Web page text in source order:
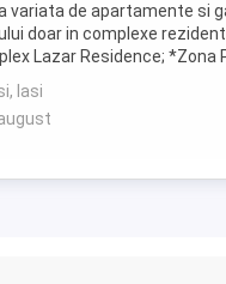
variata de apartamente si
doar in complexe
Lazar Residence; *Zona
*Zona Palas Mall - ...
Iasi